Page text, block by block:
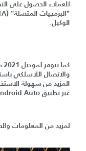
للعملاء الحصول على
الوكيل.
المزيد من سهولة
عبر تطبيق Android Auto في نفس الوقت
لمزيد من المعلومات